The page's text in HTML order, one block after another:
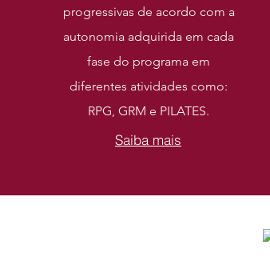
progressivas de acordo com a
autonomia adquirida em cada
fase do programa em
diferentes atividades como:
RPG, GRM e PILATES.
Saiba mais